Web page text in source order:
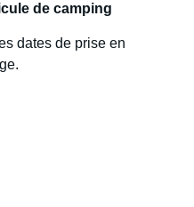
de camping
dates de prise en